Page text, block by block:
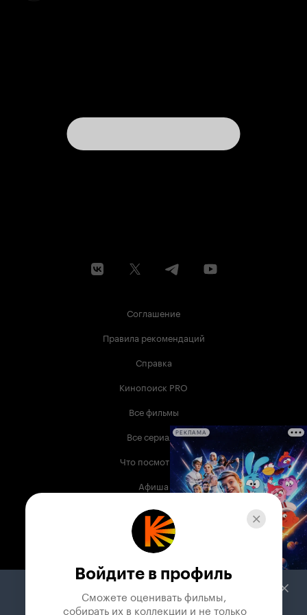
Соглашение
Правила рекомендаций
Справка
Кинопоиск PRO
Все фильмы
Все сериалы
Что посмотреть
Афиша
Музыка
Телепрограмма
Служба поддержки
РЕКЛАМА
Войдите в профиль
Сможете оценивать фильмы,
собирать их в коллекции и не только